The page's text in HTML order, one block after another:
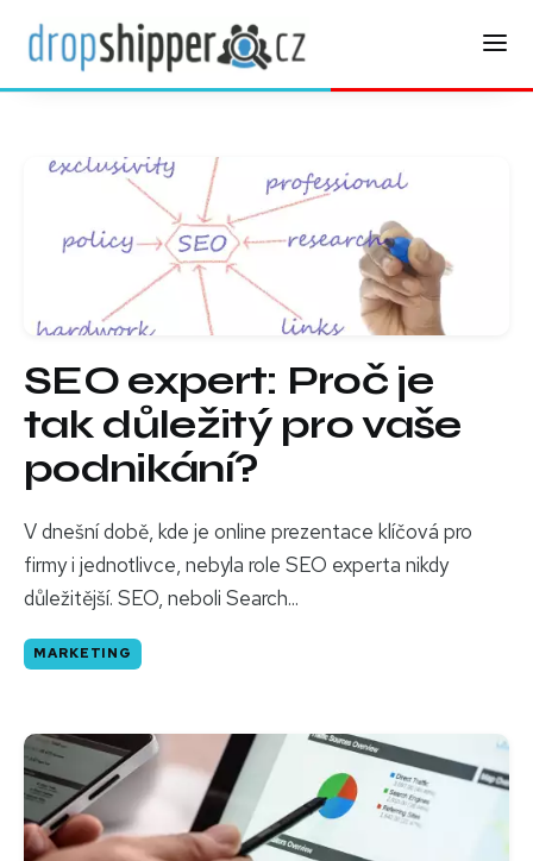
SEO expert: Proč je
tak důležitý pro vaše
podnikání?
V dnešní době, kde je online prezentace klíčová pro
firmy i jednotlivce, nebyla role SEO experta nikdy
důležitější. SEO, neboli Search...
MARKETING